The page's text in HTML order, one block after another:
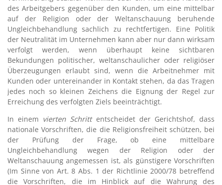
des Arbeitgebers gegenüber den Kunden, um eine mittelbar
auf der Religion oder der Weltanschauung beruhende
Ungleichbehandlung sachlich zu rechtfertigen. Eine Politik
der Neutralität im Unternehmen kann aber nur dann wirksam
verfolgt werden, wenn überhaupt keine sichtbaren
Bekundungen politischer, weltanschaulicher oder religiöser
Überzeugungen erlaubt sind, wenn die Arbeitnehmer mit
Kunden oder untereinander in Kontakt stehen, da das Tragen
jedes noch so kleinen Zeichens die Eignung der Regel zur
Erreichung des verfolgten Ziels beeinträchtigt.
In einem vierten Schrittentscheidet der Gerichtshof, dass
nationale Vorschriften, die die Religionsfreiheit schützen, bei
der Prüfung der Frage, ob eine mittelbare
Ungleichbehandlung wegen der Religion oder der
Weltanschauung angemessen ist, als günstigere Vorschriften
(Im Sinne von Art. 8 Abs. 1 der Richtlinie 2000/78 betreffend
die Vorschriften, die im Hinblick auf die Wahrung des